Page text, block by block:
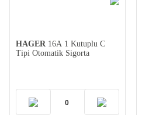
HAGER 16A 1 Kutuplu C
Tipi Otomatik Sigorta